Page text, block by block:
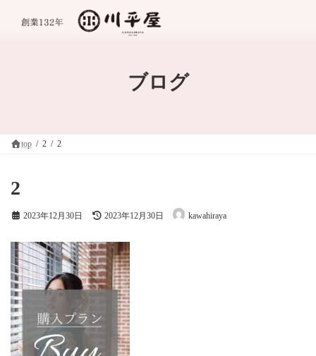
ブログ
top 2 2
2
2023年12月30日
最
新
日
時
:
2023年12月30日 kawahiraya